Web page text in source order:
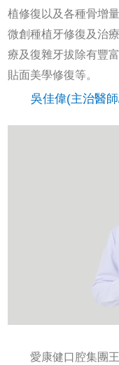
植修復以及各種骨增
微創種植牙修復及治
療及復雜牙拔除有豐
貼面美學修復等。
吳佳偉(主治醫
愛康健口腔集團王